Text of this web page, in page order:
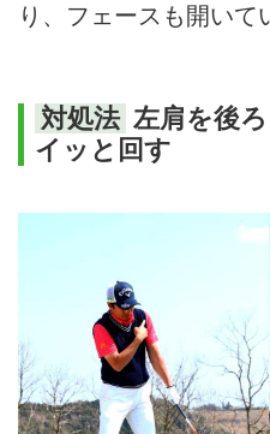
り、フェースも開いて
対処法 左肩を後
イッと回す